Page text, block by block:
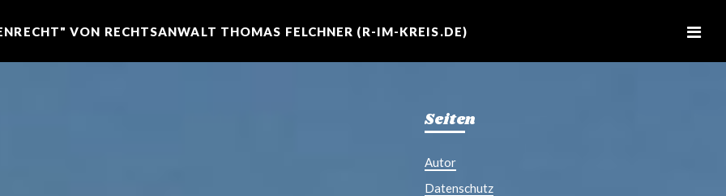
VON RECHTSANWALT THOMAS FELCHNER (R-IM-KREIS.DE)
Seiten
Autor
Datenschutz